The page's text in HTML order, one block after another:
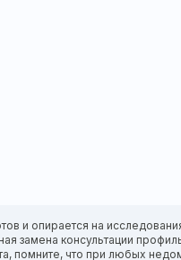
и опирается на
замена консультации
помните, что при любых